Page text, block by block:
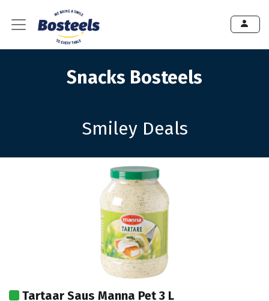
Snacks Bosteels
Smiley Deals
Tartaar Saus Manna Pet 3 L